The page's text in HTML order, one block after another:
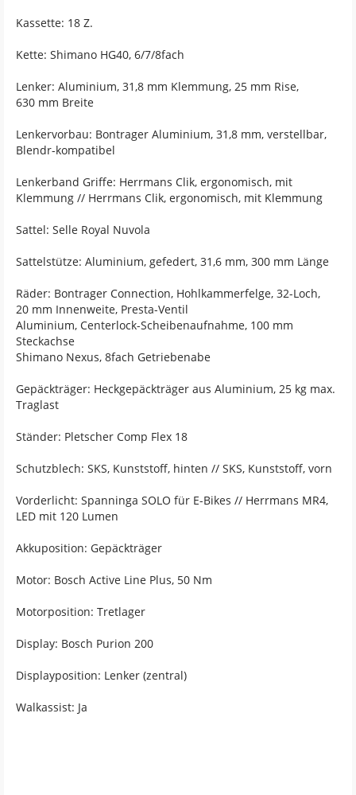
Kassette: 18 Z.
Kette: Shimano HG40, 6/7/8fach
Lenker: Aluminium, 31,8 mm Klemmung, 25 mm Rise,
630 mm Breite
Lenkervorbau: Bontrager Aluminium, 31,8 mm, verstellbar,
Blendr-kompatibel
Lenkerband Griffe: Herrmans Clik, ergonomisch, mit
Klemmung // Herrmans Clik, ergonomisch, mit Klemmung
Sattel: Selle Royal Nuvola
Sattelstütze: Aluminium, gefedert, 31,6 mm, 300 mm Länge
Räder: Bontrager Connection, Hohlkammerfelge, 32-Loch,
20 mm Innenweite, Presta-Ventil
Aluminium, Centerlock-Scheibenaufnahme, 100 mm
Steckachse
Shimano Nexus, 8fach Getriebenabe
Gepäckträger: Heckgepäckträger aus Aluminium, 25 kg max.
Traglast
Ständer: Pletscher Comp Flex 18
Schutzblech: SKS, Kunststoff, hinten // SKS, Kunststoff, vorn
Vorderlicht: Spanninga SOLO für E-Bikes // Herrmans MR4,
LED mit 120 Lumen
Akkuposition: Gepäckträger
Motor: Bosch Active Line Plus, 50 Nm
Motorposition: Tretlager
Display: Bosch Purion 200
Displayposition: Lenker (zentral)
Walkassist: Ja